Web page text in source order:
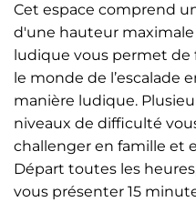
Cet espace comprend
d'une hauteur
ludique vous permet de
le monde de l’escalade
manière ludique.
niveaux de difficulté
challenger en famille et
Départ toutes les
vous présenter 15